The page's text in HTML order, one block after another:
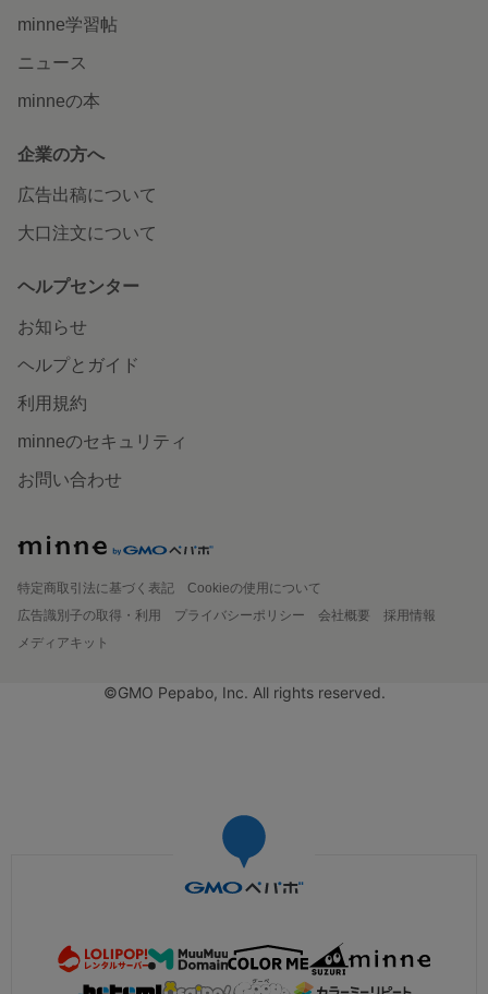
minne学習帖
ニュース
minneの本
企業の方へ
広告出稿について
大口注文について
ヘルプセンター
お知らせ
ヘルプとガイド
利用規約
minneのセキュリティ
お問い合わせ
特定商取引法に基づく表記
Cookieの使用について
広告識別子の取得・利用
プライバシーポリシー 会社概要
採用情報
メディアキット
©GMO Pepabo, Inc. All rights reserved.